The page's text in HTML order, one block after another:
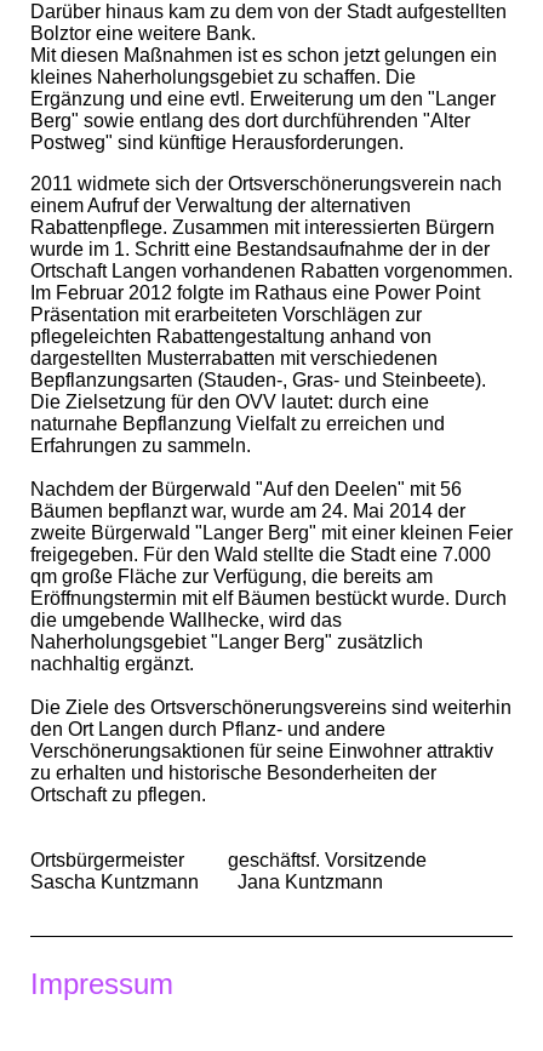
Darüber hinaus kam zu dem von der Stadt aufgestellten
Bolztor eine weitere Bank.
Mit diesen Maßnahmen ist es schon jetzt gelungen ein
kleines Naherholungsgebiet zu schaffen. Die
Ergänzung und eine evtl. Erweiterung um den "Langer
Berg" sowie entlang des dort durchführenden "Alter
Postweg" sind künftige Herausforderungen.
2011 widmete sich der Ortsverschönerungsverein nach
einem Aufruf der Verwaltung der alternativen
Rabattenpflege. Zusammen mit interessierten Bürgern
wurde im 1. Schritt eine Bestandsaufnahme der in der
Ortschaft Langen vorhandenen Rabatten vorgenommen.
Im Februar 2012 folgte im Rathaus eine Power Point
Präsentation mit erarbeiteten Vorschlägen zur
pflegeleichten Rabattengestaltung anhand von
dargestellten Musterrabatten mit verschiedenen
Bepflanzungsarten (Stauden-, Gras- und Steinbeete).
Die Zielsetzung für den OVV lautet: durch eine
naturnahe Bepflanzung Vielfalt zu erreichen und
Erfahrungen zu sammeln.
Nachdem der Bürgerwald "Auf den Deelen" mit 56
Bäumen bepflanzt war, wurde am 24. Mai 2014 der
zweite Bürgerwald "Langer Berg" mit einer kleinen Feier
freigegeben. Für den Wald stellte die Stadt eine 7.000
qm große Fläche zur Verfügung, die bereits am
Eröffnungstermin mit elf Bäumen bestückt wurde. Durch
die umgebende Wallhecke, wird das
Naherholungsgebiet "Langer Berg" zusätzlich
nachhaltig ergänzt.
Die Ziele des Ortsverschönerungsvereins sind weiterhin
den Ort Langen durch Pflanz- und andere
Verschönerungsaktionen für seine Einwohner attraktiv
zu erhalten und historische Besonderheiten der
Ortschaft zu pflegen.
Ortsbürgermeister geschäftsf. Vorsitzende
Sascha Kuntzmann Jana Kuntzmann
Impressum